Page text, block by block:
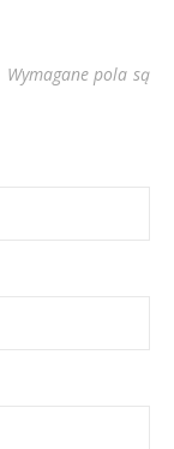
Wymagane pola są